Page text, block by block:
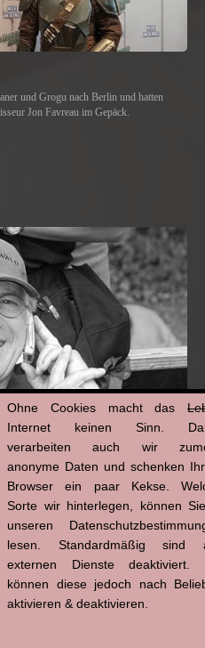
und Grogu nach Berlin und hatten
Jon Favreau im Gepäck.
Ohne Cookies macht das
Internet keinen Sinn.
verarbeiten auch wir
anonyme Daten und schenken
Browser ein paar Kekse.
Sorte wir hinterlegen, können
unseren
lesen. Standardmäßig sind
externen Dienste deaktiviert.
können diese jedoch nach
aktivieren & deaktivieren.